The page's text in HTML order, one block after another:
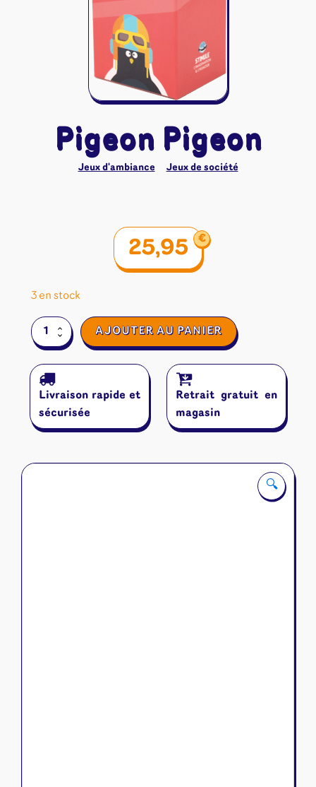
Naruto Mythos
Autres
Tapis de jeu
🔍
Pigeon Pigeon
Jeux d'ambiance Jeux de société
25,95 €
3 en stock
quantité
de
Pigeon
AJOUTER AU PANIER
Livraison rapide et
sécurisée
Retrait gratuit en
magasin